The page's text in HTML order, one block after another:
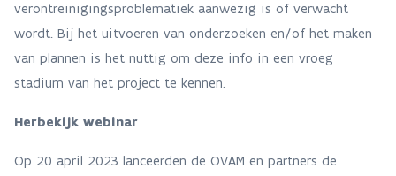
verontreinigingsproblematiek aanwezig is of verwacht
wordt. Bij het uitvoeren van onderzoeken en/of het maken
van plannen is het nuttig om deze info in een vroeg
stadium van het project te kennen.
Herbekijk webinar
Op 20 april 2023 lanceerden de OVAM en partners de